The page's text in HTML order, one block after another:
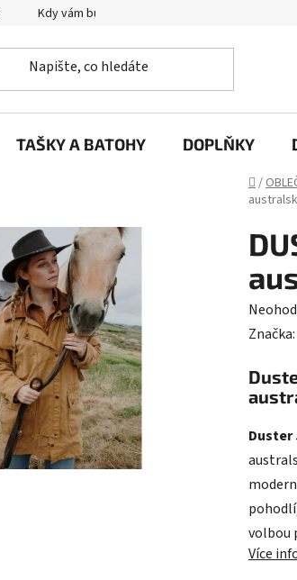
Kdy vám bude zboží doručené?
TAŠKY A BATOHY DOPLŇKY
Domů
/
je
0,0
z
5
Značka:
volbou
Více